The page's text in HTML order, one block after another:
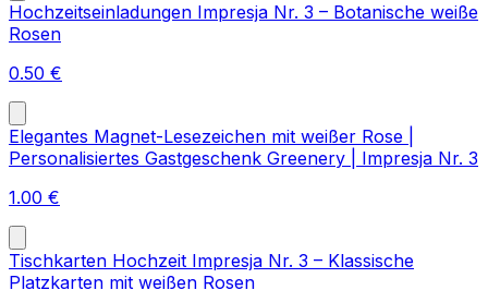
Hochzeitseinladungen Impresja Nr. 3 – Botanische weiße
Rosen
0.50 €
Elegantes Magnet-Lesezeichen mit weißer Rose |
Personalisiertes Gastgeschenk Greenery | Impresja Nr. 3
1.00 €
Tischkarten Hochzeit Impresja Nr. 3 – Klassische
Platzkarten mit weißen Rosen